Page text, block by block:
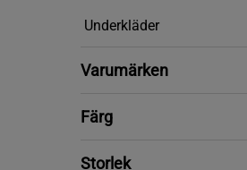
Underkläder
VarumärkenVarumärken
FärgFärg
StorlekStorlek